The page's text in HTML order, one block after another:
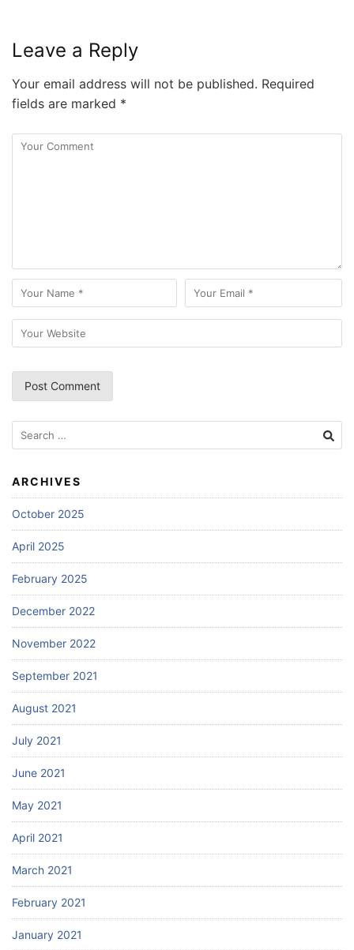
Leave a Reply
Your email address will not be published. Required
fields are marked *
Search
for:
ARCHIVES
October 2025
April 2025
February 2025
December 2022
November 2022
September 2021
August 2021
July 2021
June 2021
May 2021
April 2021
March 2021
February 2021
January 2021